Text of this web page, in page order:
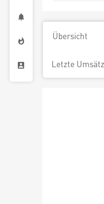
Übersicht
Letzte